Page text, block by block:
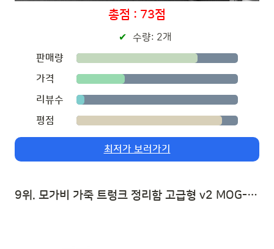
총점 : 73점
수량: 2개
판매량
가격
리뷰수
평점
최저가 보러가기
9위. 모가비 가죽 트렁크 정리함 고급형 v2 MOG-222, 블랙 | 자동차 트렁크 수납함